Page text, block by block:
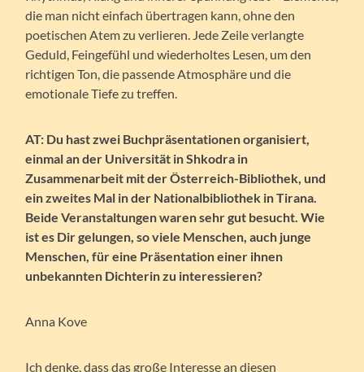
die man nicht einfach übertragen kann, ohne den
poetischen Atem zu verlieren. Jede Zeile verlangte
Geduld, Feingefühl und wiederholtes Lesen, um den
richtigen Ton, die passende Atmosphäre und die
emotionale Tiefe zu treffen.
AT: Du hast zwei Buchpräsentationen organisiert,
einmal an der Universität in Shkodra in
Zusammenarbeit mit der Österreich-Bibliothek, und
ein zweites Mal in der Nationalbibliothek in Tirana.
Beide Veranstaltungen waren sehr gut besucht. Wie
ist es Dir gelungen, so viele Menschen, auch junge
Menschen, für eine Präsentation einer ihnen
unbekannten Dichterin zu interessieren?
Anna Kove
Ich denke, dass das große Interesse an diesen